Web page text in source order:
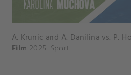
Film 2025 Sport